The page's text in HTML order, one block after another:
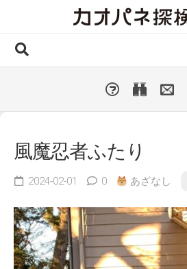
種類別
人気カオパネ
投稿する
風魔忍者ふたり
2024-02-01 0 あざなし